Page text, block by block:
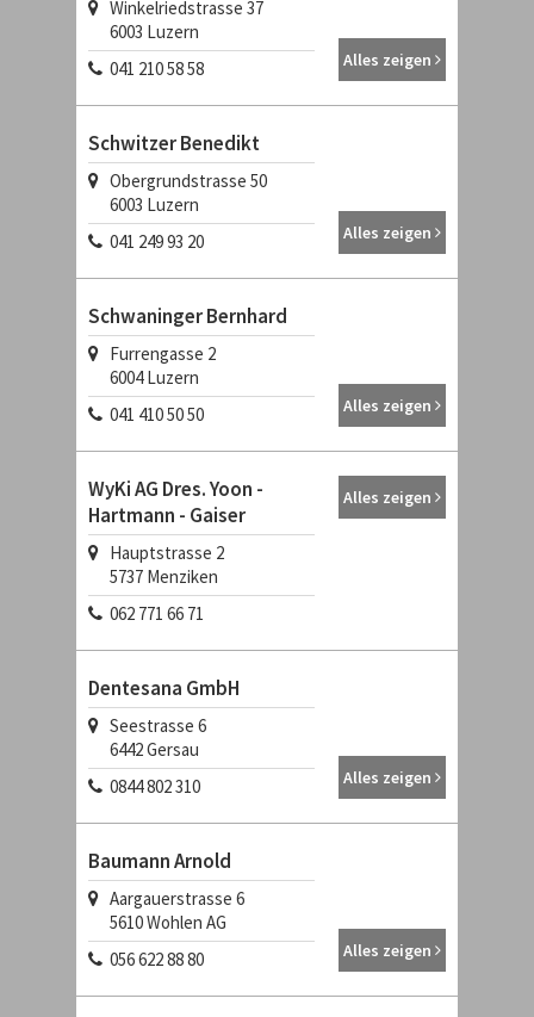
Winkelriedstrasse 37
6003 Luzern
041 210 58 58
Alles zeigen
Schwitzer Benedikt
Obergrundstrasse 50
6003 Luzern
041 249 93 20
Alles zeigen
Schwaninger Bernhard
Furrengasse 2
6004 Luzern
041 410 50 50
Alles zeigen
WyKi AG Dres. Yoon -
Hartmann - Gaiser
Hauptstrasse 2
5737 Menziken
062 771 66 71
Alles zeigen
Dentesana GmbH
Seestrasse 6
6442Gersau
0844 802 310
Alles zeigen
Baumann Arnold
Aargauerstrasse 6
5610Wohlen AG
056 622 88 80
Alles zeigen